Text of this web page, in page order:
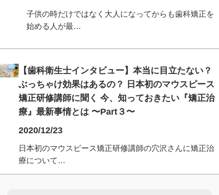
子供の時だけではなく大人になってからも歯科矯正を
始める人が最…
【歯科衛生士インタビュー】本当に目立たない？
ぶっちゃけ効果はあるの？ 日本初のマウスピース
矯正研修講師に聞く 今、知っておきたい『矯正治
療』最新事情とは 〜Part３〜
2020/12/23
日本初のマウスピース矯正研修講師の穴沢さんに矯正治
療について…